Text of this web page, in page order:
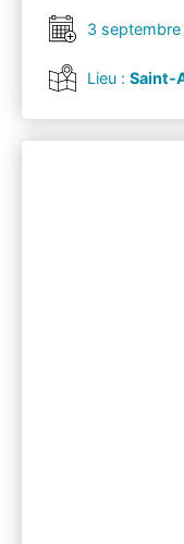
3
Lieu : Saint-